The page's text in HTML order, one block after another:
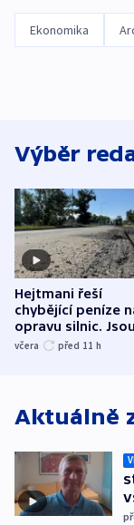
Ekonomika
Výběr
Hejtmani řeší
chybějící peníze
opravu silnic. Jsou
nenárokové,
včera před 11 h
Aktuálně